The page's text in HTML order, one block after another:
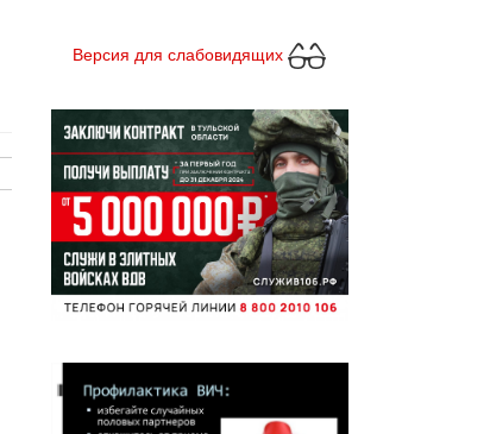
Версия для слабовидящих